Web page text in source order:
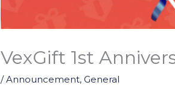
VexGift 1st
/Announcement, General